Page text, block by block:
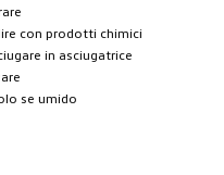
con prodotti chimici
in asciugatrice
se umido